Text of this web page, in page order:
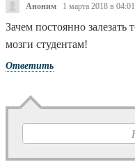
Аноним 1 марта 2018 в 04:01
Зачем постоянно
мозги студентам!
Ответить